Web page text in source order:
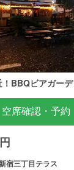
BBQビアガー
空席確認・予約
宿三丁目テラス